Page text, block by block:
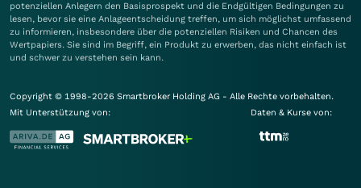
potenziellen Anlegern den Basisprospekt und die Endgültigen Bedingungen zu
lesen, bevor sie eine Anlageentscheidung treffen, um sich möglichst umfassend
zu informieren, insbesondere über die potenziellen Risiken und Chancen des
Wertpapiers. Sie sind im Begriff, ein Produkt zu erwerben, das nicht einfach ist
und schwer zu verstehen sein kann.
Copyright © 1998-2026 Smartbroker Holding AG - Alle Rechte vorbehalten.
Mit Unterstützung von:
Daten & Kurse von: